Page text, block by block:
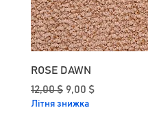
ROSE DAWN
Звичайна ціна
12,00 $ За розпродажем
9,00 $
Літня знижка